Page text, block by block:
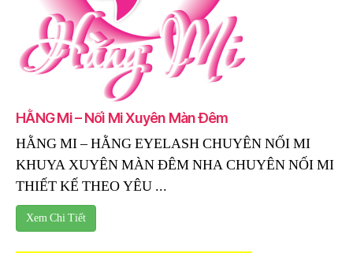
HẰNG Mi – Nối Mi Xuyên Màn Đêm
HẰNG MI – HẰNG EYELASH CHUYÊN NỐI MI
KHUYA XUYÊN MÀN ĐÊM NHA CHUYÊN NỐI MI
THIẾT KẾ THEO YÊU ...
Xem Chi Tiết